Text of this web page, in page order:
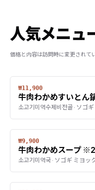
人気メニュ
価格と内容は訪問時に変更されて
₩11,900
牛肉わかめすいとん
소고기미역수제비전골 · ソゴ
₩9,900
牛肉わかめスープ
소고기미역국 · ソゴギ ミヨッ